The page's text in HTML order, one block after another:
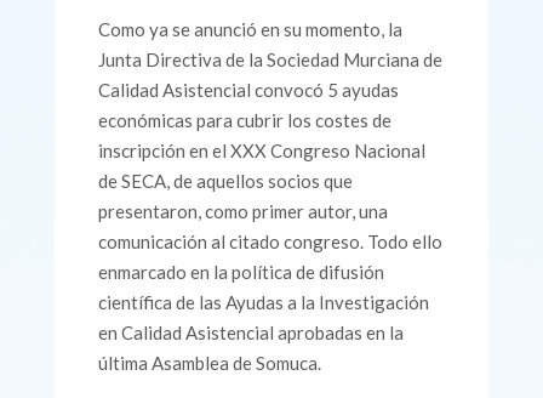
Como ya se anunció en su momento, la
Junta Directiva de la Sociedad Murciana de
Calidad Asistencial convocó 5 ayudas
económicas para cubrir los costes de
inscripción en el XXX Congreso Nacional
de SECA, de aquellos socios que
presentaron, como primer autor, una
comunicación al citado congreso. Todo ello
enmarcado en la política de difusión
científica de las Ayudas a la Investigación
en Calidad Asistencial aprobadas en la
última Asamblea de Somuca.